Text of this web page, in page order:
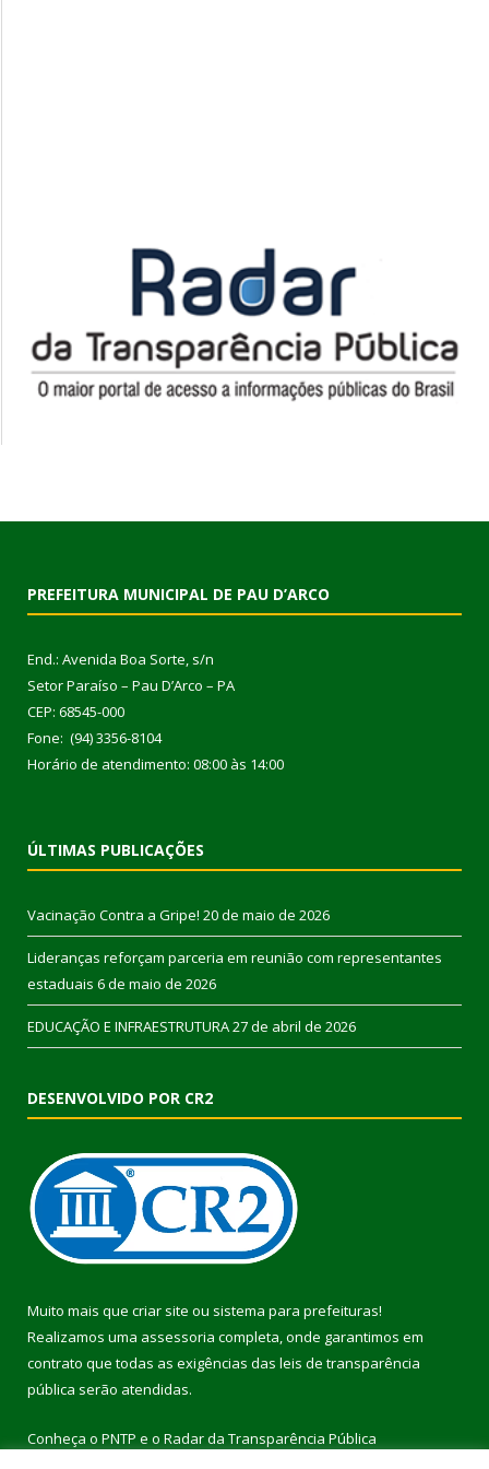
PREFEITURA MUNICIPAL DE PAU D’ARCO
End.: Avenida Boa Sorte, s/n
Setor Paraíso – Pau D’Arco – PA
CEP: 68545-000
Fone: (94) 3356-8104
Horário de atendimento: 08:00 às 14:00
ÚLTIMAS PUBLICAÇÕES
Vacinação Contra a Gripe! 20 de maio de 2026
Lideranças reforçam parceria em reunião com representantes
estaduais 6 de maio de 2026
EDUCAÇÃO E INFRAESTRUTURA27 de abril de 2026
DESENVOLVIDO POR CR2
Muito mais que criar site ou sistema para prefeituras!
Realizamos uma assessoria completa, onde garantimos em
contrato que todas as exigências das leis de transparência
pública serão atendidas.
Conheça o PNTP e o Radar da Transparência Pública